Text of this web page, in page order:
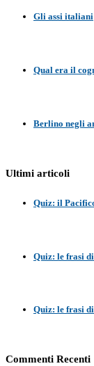
Gli assi italiani
Qual era il
Berlino negli
Ultimi articoli
Quiz: il
Quiz: le frasi
Quiz: le frasi
Commenti Recenti